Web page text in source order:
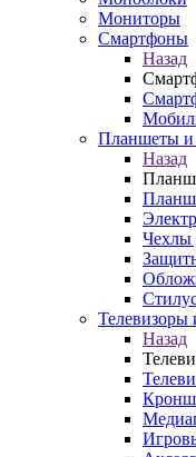
Мониторы
Смартфоны
Назад
Планшеты и
Назад
Чехлы
Телевизоры
Назад